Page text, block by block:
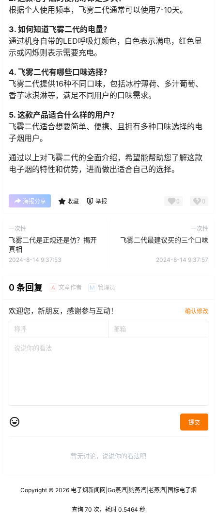
根据个人使用频率，飞雾二代通常可以使用7-10天。
3. 如何知道飞雾二代的电量？
通过机身自带的LED呼吸灯颜色，白色表示满电，红色显
示或闪烁则表示需要充电。
4. 飞雾二代有哪些口味选择？
飞雾二代提供16种不同口味，包括冰柠薄荷、多汁葡萄、
香芋冰淇淋等，满足不同用户的口味需求。
5. 这款产品适合什么样的用户？
飞雾二代适合想要简单、便携、且拥有多种口味选择的电
子烟用户。
通过以上对飞雾二代的全面介绍，希望能帮助您了解这款
电子烟的特性和优势，进而做出适合自己的选择。
海报分享 收藏 举报 0 0
一次性
飞雾二代是正规还是仿？揭开
真相
2024-8-14 9:37:53
一次性
飞雾二代最建议买的三个口味
2024-8-14 9:37:57
0 条回复 A 文章作者 M 管理员
欢迎您，新朋友，感谢参与互动！ 确认修改
提交
暂无讨论，说说你的看法吧
Copyright © 2026 电子烟新闻网 Go蒸汽 购蒸汽 老蒸汽 国标电子烟
查询 70 次，耗时 0.5464 秒